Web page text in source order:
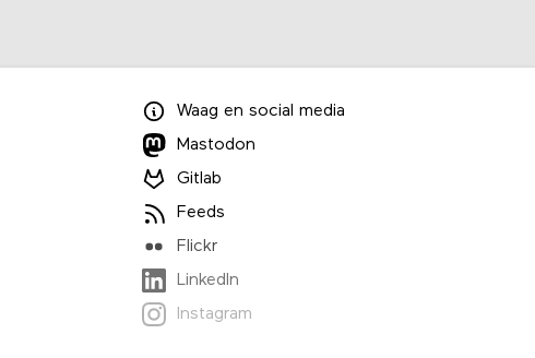
Waag en social media
Mastodon
Gitlab
Feeds
Flickr
LinkedIn
Instagram